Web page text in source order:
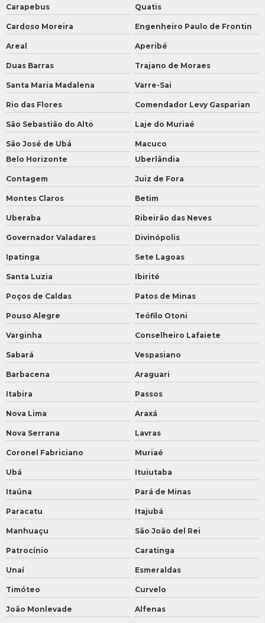
Carapebus Quatis
Cardoso Moreira Engenheiro Paulo de Frontin
Areal Aperibé
Duas Barras Trajano de Moraes
Santa Maria Madalena Varre-Sai
Rio das Flores Comendador Levy Gasparian
São Sebastião do Alto Laje do Muriaé
São José de Ubá
Macuco
Belo Horizonte
Uberlândia
Contagem Juiz de Fora
Montes Claros Betim
Uberaba Ribeirão das Neves
Governador Valadares Divinópolis
Ipatinga Sete Lagoas
Santa Luzia Ibirité
Poços de Caldas Patos de Minas
Pouso Alegre Teófilo Otoni
Varginha Conselheiro Lafaiete
Sabará Vespasiano
Barbacena Araguari
Itabira Passos
Nova Lima Araxá
Nova Serrana Lavras
Coronel Fabriciano Muriaé
Ubá Ituiutaba
Itaúna Pará de Minas
Paracatu Itajubá
Manhuaçu São João del Rei
Patrocínio Caratinga
Unaí Esmeraldas
Timóteo Curvelo
João Monlevade Alfenas